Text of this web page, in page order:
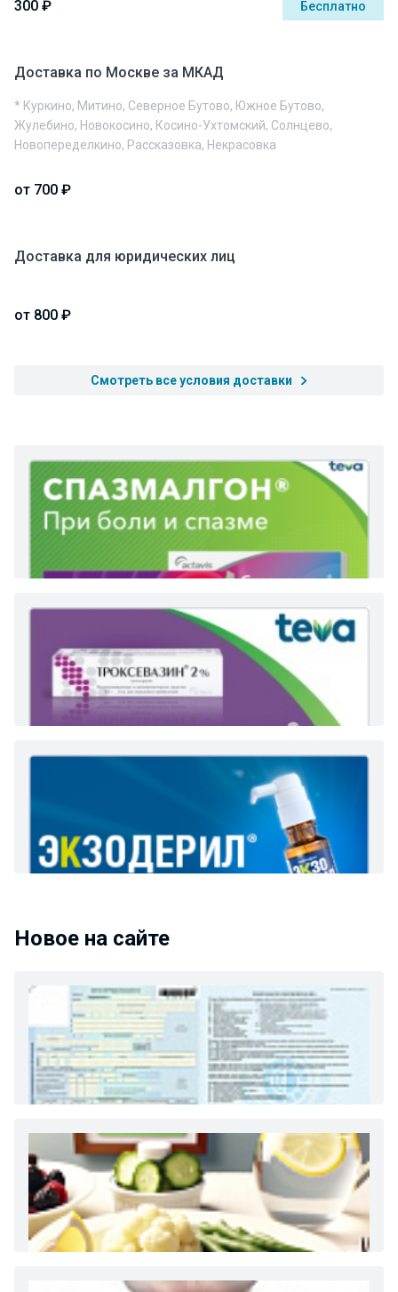
300 ₽ Бесплатно
Доставка по Москве за МКАД
* Куркино, Митино, Северное Бутово, Южное Бутово,
Жулебино, Новокосино, Косино-Ухтомский, Солнцево,
Новопеределкино, Рассказовка, Некрасовка
от 700 ₽
Доставка для юридических лиц
от 800 ₽
Смотреть все условия доставки
Новое на сайте
Как и сколько денег можно получить по